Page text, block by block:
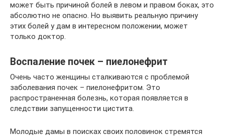
может быть причиной болей в левом и правом боках, это
абсолютно не опасно. Но выявить реальную причину
этих болей у дам в интересном положении, может
только доктор.
Воспаление почек – пиелонефрит
Очень часто женщины сталкиваются с проблемой
заболевания почек – пиелонефритом. Это
распространенная болезнь, которая появляется в
следствии запущенности цистита.
Молодые дамы в поисках своих половинок стремятся